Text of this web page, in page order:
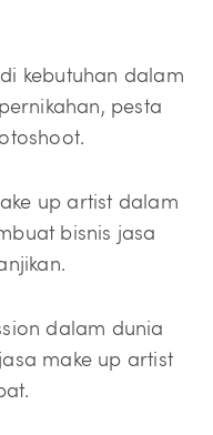
kebutuhan dalam
pesta
up artist dalam
bisnis jasa
dalam dunia
make up artist